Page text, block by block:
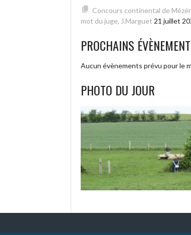
Concours continental de
mot du juge, J.Marguet 21 juillet
PROCHAINS
Aucun évènements prévu pour le
PHOTO DU JOUR